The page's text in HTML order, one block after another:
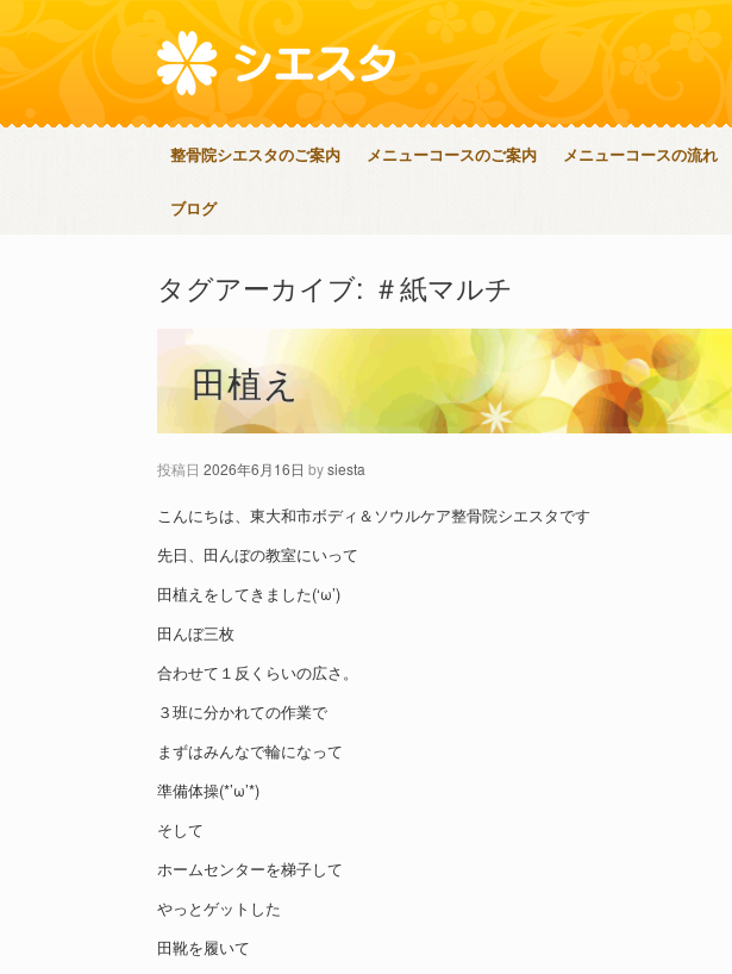
整骨院シエスタのご案内 メニューコースのご案内 メニューコースの流れ
ブログ
タグアーカイブ: ＃紙マルチ
田植え
投稿日 2026年6月16日 bysiesta
こんにちは、東大和市ボディ＆ソウルケア整骨院シエスタです
先日、田んぼの教室にいって
田植えをしてきました(‘ω’)
田んぼ三枚
合わせて１反くらいの広さ。
３班に分かれての作業で
まずはみんなで輪になって
準備体操(*’ω’*)
そして
ホームセンターを梯子して
やっとゲットした
田靴を履いて